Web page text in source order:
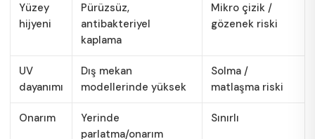
Yüzey
hijyeni
Pürüzsüz,
antibakteriyel
kaplama
Mikro çizik /
gözenek riski
UV
dayanımı
Dış mekan
modellerinde yüksek
Solma /
matlaşma riski
Onarım
Yerinde
parlatma/onarım
Sınırlı